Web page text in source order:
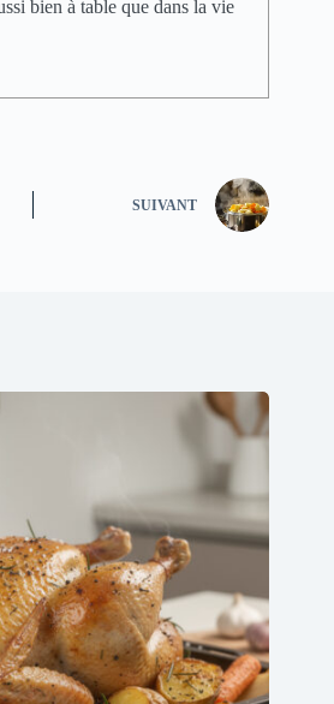
bien à table que dans la vie
SUIVANT